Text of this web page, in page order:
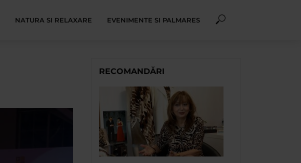
NATURA SI RELAXARE EVENIMENTE SI PALMARES
RECOMANDĂRI